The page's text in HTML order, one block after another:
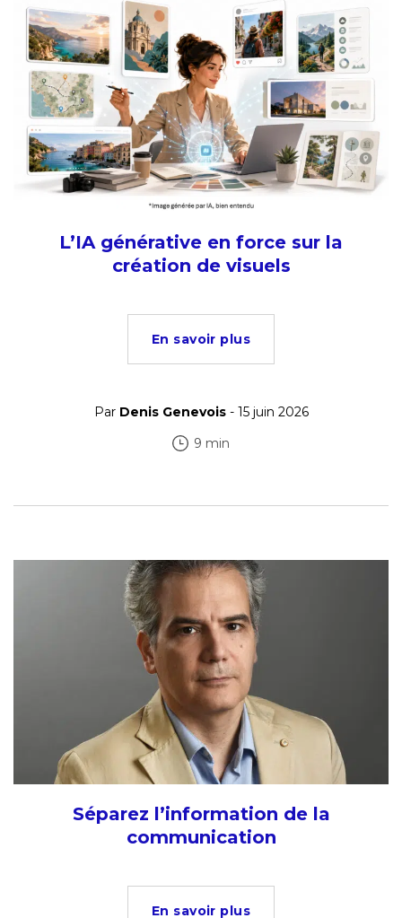
L’IA générative en force sur la
création de visuels
En savoir plus
Par Denis Genevois- 15 juin 2026
9 min
Séparez l’information de la
communication
En savoir plus